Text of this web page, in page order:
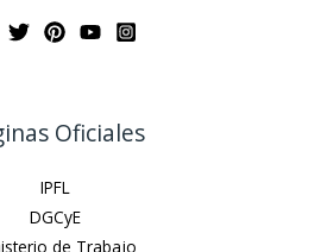
Oficiales
IPFL
DGCyE
de Trabajo